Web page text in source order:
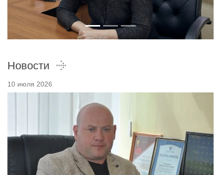
Новости
10 июля 2026